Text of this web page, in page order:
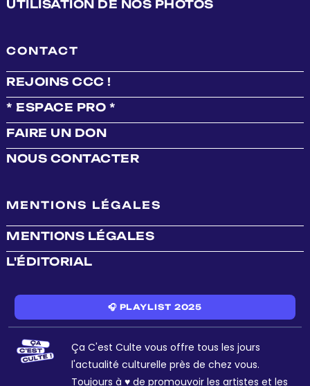
UTILISATION DE NOS PHOTOS
CONTACT
REJOINS CCC !
* ESPACE PRO *
FAIRE UN DON
NOUS CONTACTER
MENTIONS LÉGALES
MENTIONS LÉGALES
L'ÉDITORIAL
🎧 PLAYLIST 2025
Ça C'est Culte vous offre tous les jours
l'actualité culturelle près de chez vous.
Toujours à ♥ de promouvoir les artistes et les